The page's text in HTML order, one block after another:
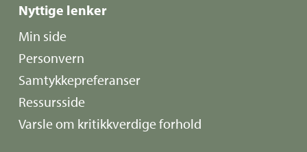
Nyttige lenker
Min side
Personvern
Samtykkepreferanser
Ressursside
Varsle om kritikkverdige forhold